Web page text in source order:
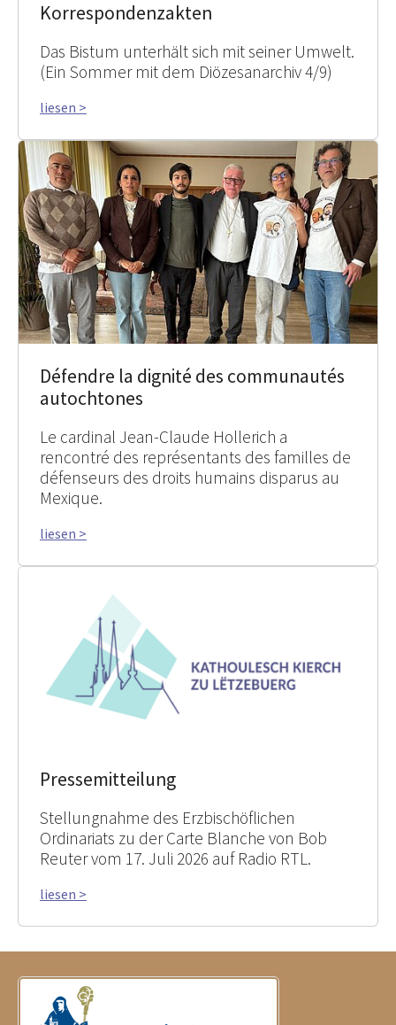
Korrespondenzakten
Das Bistum unterhält sich mit seiner Umwelt.
(Ein Sommer mit dem Diözesanarchiv 4/9)
liesen >
Défendre la dignité des communautés
autochtones
Le cardinal Jean-Claude Hollerich a
rencontré des représentants des familles de
défenseurs des droits humains disparus au
Mexique.
liesen >
Pressemitteilung
Stellungnahme des Erzbischöflichen
Ordinariats zu der Carte Blanche von Bob
Reuter vom 17. Juli 2026 auf Radio RTL.
liesen >